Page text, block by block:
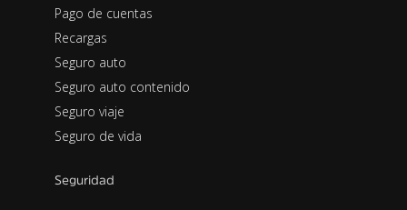
Pago de cuentas
Recargas
Seguro auto
Seguro auto contenido
Seguro viaje
Seguro de vida
Seguridad